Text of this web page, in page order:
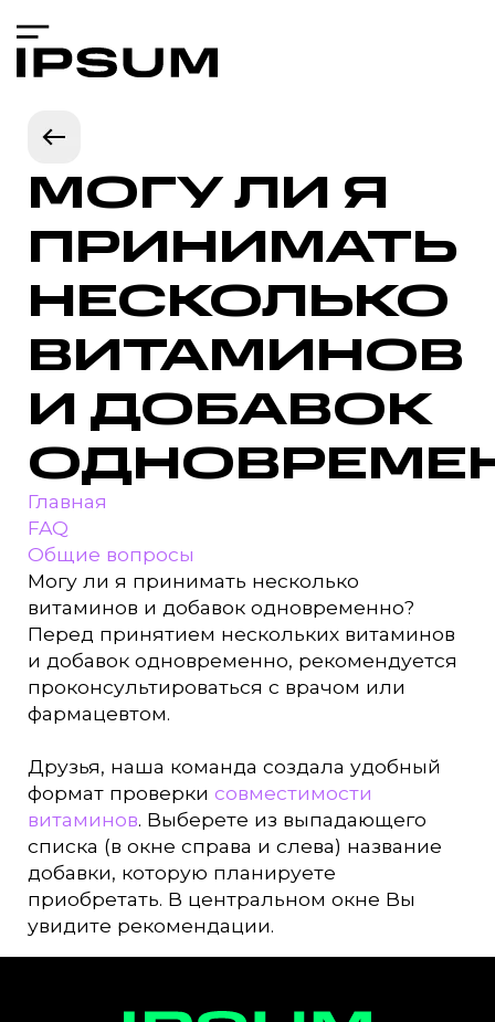
МОГУ ЛИ Я
ПРИНИМАТЬ
НЕСКОЛЬКО
ВИТАМИНОВ
И ДОБАВОК
Главная
FAQ
Общие вопросы
Могу ли я принимать несколько
витаминов и добавок одновременно?
Перед принятием нескольких витаминов
и добавок одновременно, рекомендуется
проконсультироваться с врачом или
фармацевтом.
Друзья, наша команда создала удобный
формат проверки совместимости
витаминов. Выберете из выпадающего
списка (в окне справа и слева) название
добавки, которую планируете
приобретать. В центральном окне Вы
увидите рекомендации.